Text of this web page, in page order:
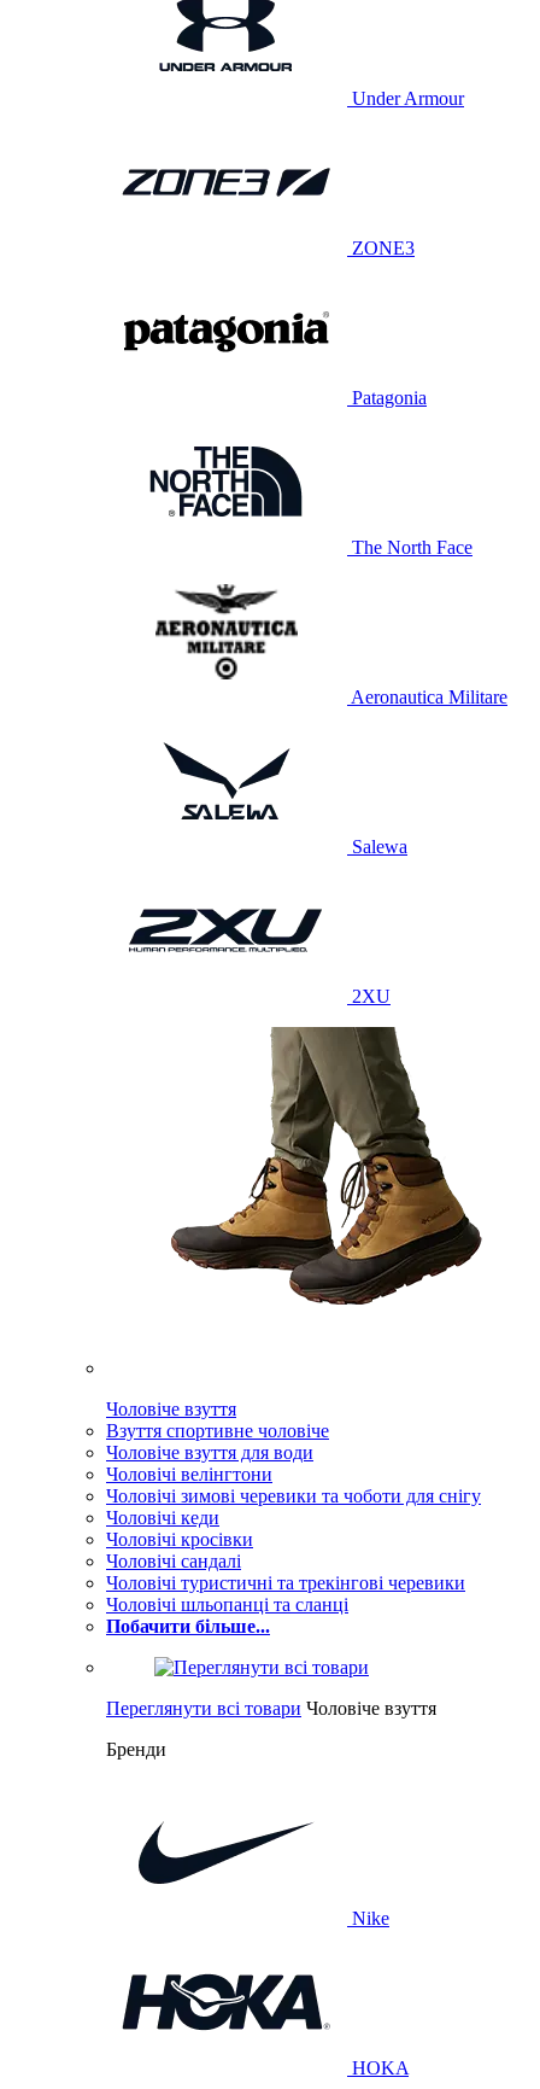
Under Armour
ZONE3
Patagonia
The North Face
Aeronautica Militare
Salewa
2XU
Чоловіче взуття
Взуття спортивне чоловіче
Чоловіче взуття для води
Чоловічі велінгтони
Чоловічі зимові черевики та чоботи для снігу
Чоловічі кеди
Чоловічі кросівки
Чоловічі сандалі
Чоловічі туристичні та трекінгові черевики
Чоловічі шльопанці та сланці
Побачити більше...
Переглянути всі товари Чоловіче взуття
Бренди
Nike
HOKA